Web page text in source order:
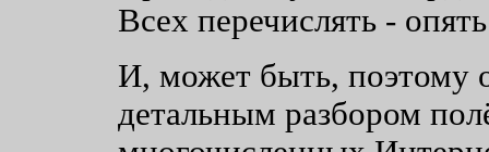
Всех перечислять -
И, может быть, поэтому
детальным разбором